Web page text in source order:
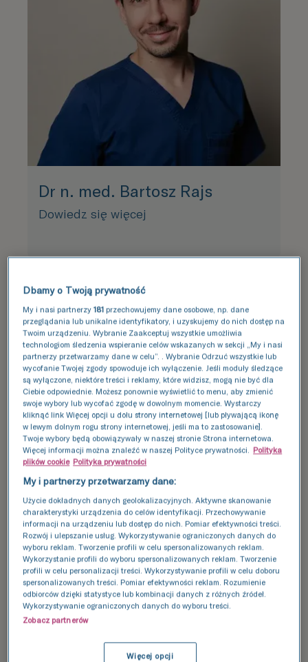
Dr n. med. Bartosz Rajs
Dowiedz się więcej
Dr n. med. Katarzyna Olszak-
Wąsik
Dowiedz się więcej
Dbamy o Twoją prywatność
My i nasi partnerzy181 przechowujemy dane osobowe, np. dane
przeglądania lub unikalne identyfikatory, i uzyskujemy do nich dostęp na
Twoim urządzeniu. Wybranie Zaakceptuj wszystkie umożliwia
technologiom śledzenia wspieranie celów wskazanych w sekcji „My i nasi
partnerzy przetwarzamy dane w celu”. . Wybranie Odrzuć wszystkie lub
wycofanie Twojej zgody spowoduje ich wyłączenie. Jeśli moduły śledzące
są wyłączone, niektóre treści i reklamy, które widzisz, mogą nie być dla
Ciebie odpowiednie. Możesz ponownie wyświetlić to menu, aby zmienić
swoje wybory lub wycofać zgodę w dowolnym momencie. Wystarczy
kliknąć link Więcej opcji u dołu strony internetowej [lub pływającą ikonę
w lewym dolnym rogu strony internetowej, jeśli ma to zastosowanie].
Twoje wybory będą obowiązywały w naszej stronie Strona internetowa.
Więcej informacji można znaleźć w naszej Polityce prywatności. Polityka
plików cookie Polityka prywatności
My i partnerzy przetwarzamy dane:
Użycie dokładnych danych geolokalizacyjnych. Aktywne skanowanie
charakterystyki urządzenia do celów identyfikacji. Przechowywanie
informacji na urządzeniu lub dostęp do nich. Pomiar efektywności treści.
Rozwój i ulepszanie usług. Wykorzystywanie ograniczonych danych do
wyboru reklam. Tworzenie profili w celu spersonalizowanych reklam.
Wykorzystanie profili do wyboru spersonalizowanych reklam. Tworzenie
profili w celu personalizacji treści. Wykorzystywanie profili w celu doboru
spersonalizowanych treści. Pomiar efektywności reklam. Rozumienie
odbiorców dzięki statystyce lub kombinacji danych z różnych źródeł.
Wykorzystywanie ograniczonych danych do wyboru treści.
Zobacz partnerów
Więcej opcji